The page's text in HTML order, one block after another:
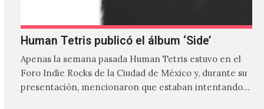
Human Tetris publicó el álbum ‘Side’
Apenas la semana pasada Human Tetris estuvo en el
Foro Indie Rocks de la Ciudad de México y, durante su
presentación, mencionaron que estaban intentando…